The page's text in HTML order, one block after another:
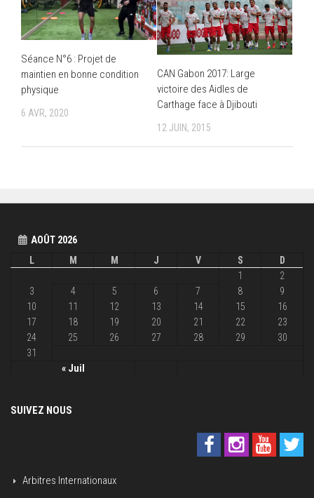
Séance N°6 : Projet de
maintien en bonne condition
physique
6 AVR, 2020
CAN Gabon 2017: Large
victoire des Aidles de
Carthage face à Djibouti
12 JUIN, 2015
AOÛT 2026
L
M M J V S D
« Juil
1
2
3
4 5 6 7 8
9
10
11 12 13 14 15
16
17
18 19 20 21 22
23
24
25 26 27 28 29
30
31
SUIVEZ NOUS
Arbitres Internationaux